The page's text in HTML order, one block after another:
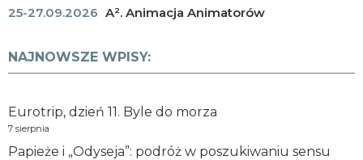
25-27.09.2026 A². Animacja Animatorów
NAJNOWSZE WPISY:
Eurotrip, dzień 11. Byle do morza
7 sierpnia
Papieże i „Odyseja”: podróż w poszukiwaniu sensu